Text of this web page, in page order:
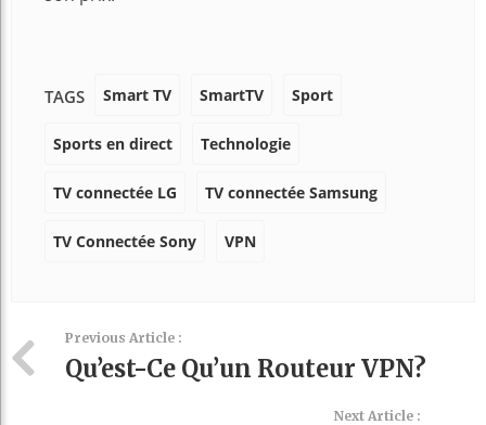
TAGS Smart TV SmartTV Sport
Sports en direct Technologie
TV connectée LG TV connectée Samsung
TV Connectée Sony VPN
Previous Article :
Qu’est-Ce Qu’un Routeur VPN?
Next Article :